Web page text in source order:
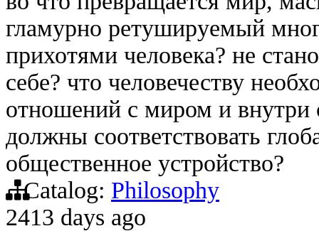
гламурно ретушируемый
прихотями человека? не
себе? что человечеству
отношений с миром и внутри
должны соответствовать
общественное устройство?
Catalog: Philosophy
2413 days ago